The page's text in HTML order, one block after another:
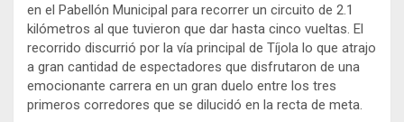
en el Pabellón Municipal para recorrer un circuito de 2.1
kilómetros al que tuvieron que dar hasta cinco vueltas. El
recorrido discurrió por la vía principal de Tíjola lo que atrajo
a gran cantidad de espectadores que disfrutaron de una
emocionante carrera en un gran duelo entre los tres
primeros corredores que se dilucidó en la recta de meta.